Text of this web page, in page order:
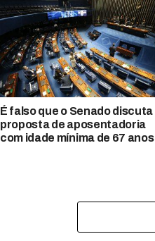
É falso que o Senado discuta
proposta de aposentadoria
com idade mínima de 67 anos